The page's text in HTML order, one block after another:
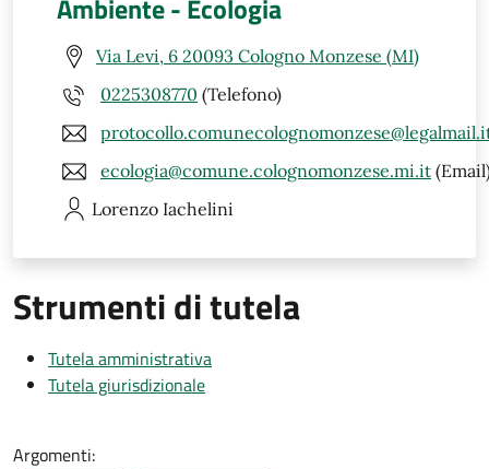
Ambiente - Ecologia
Via Levi, 6 20093 Cologno Monzese (MI)
0225308770 (Telefono)
ecologia@comune.colognomonzese.mi.it
Lorenzo Iachelini
Strumenti di tutela
Tutela amministrativa
Tutela giurisdizionale
Argomenti: